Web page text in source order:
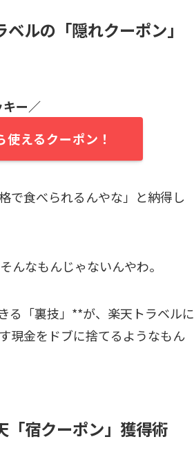
ルの「隠れクーポン」
ー／
えるクーポン！
で食べられるんやな」と納得し
んなもんじゃないんやわ。
る「裏技」**が、楽天トラベルに
現金をドブに捨てるようなもん
「宿クーポン」獲得術